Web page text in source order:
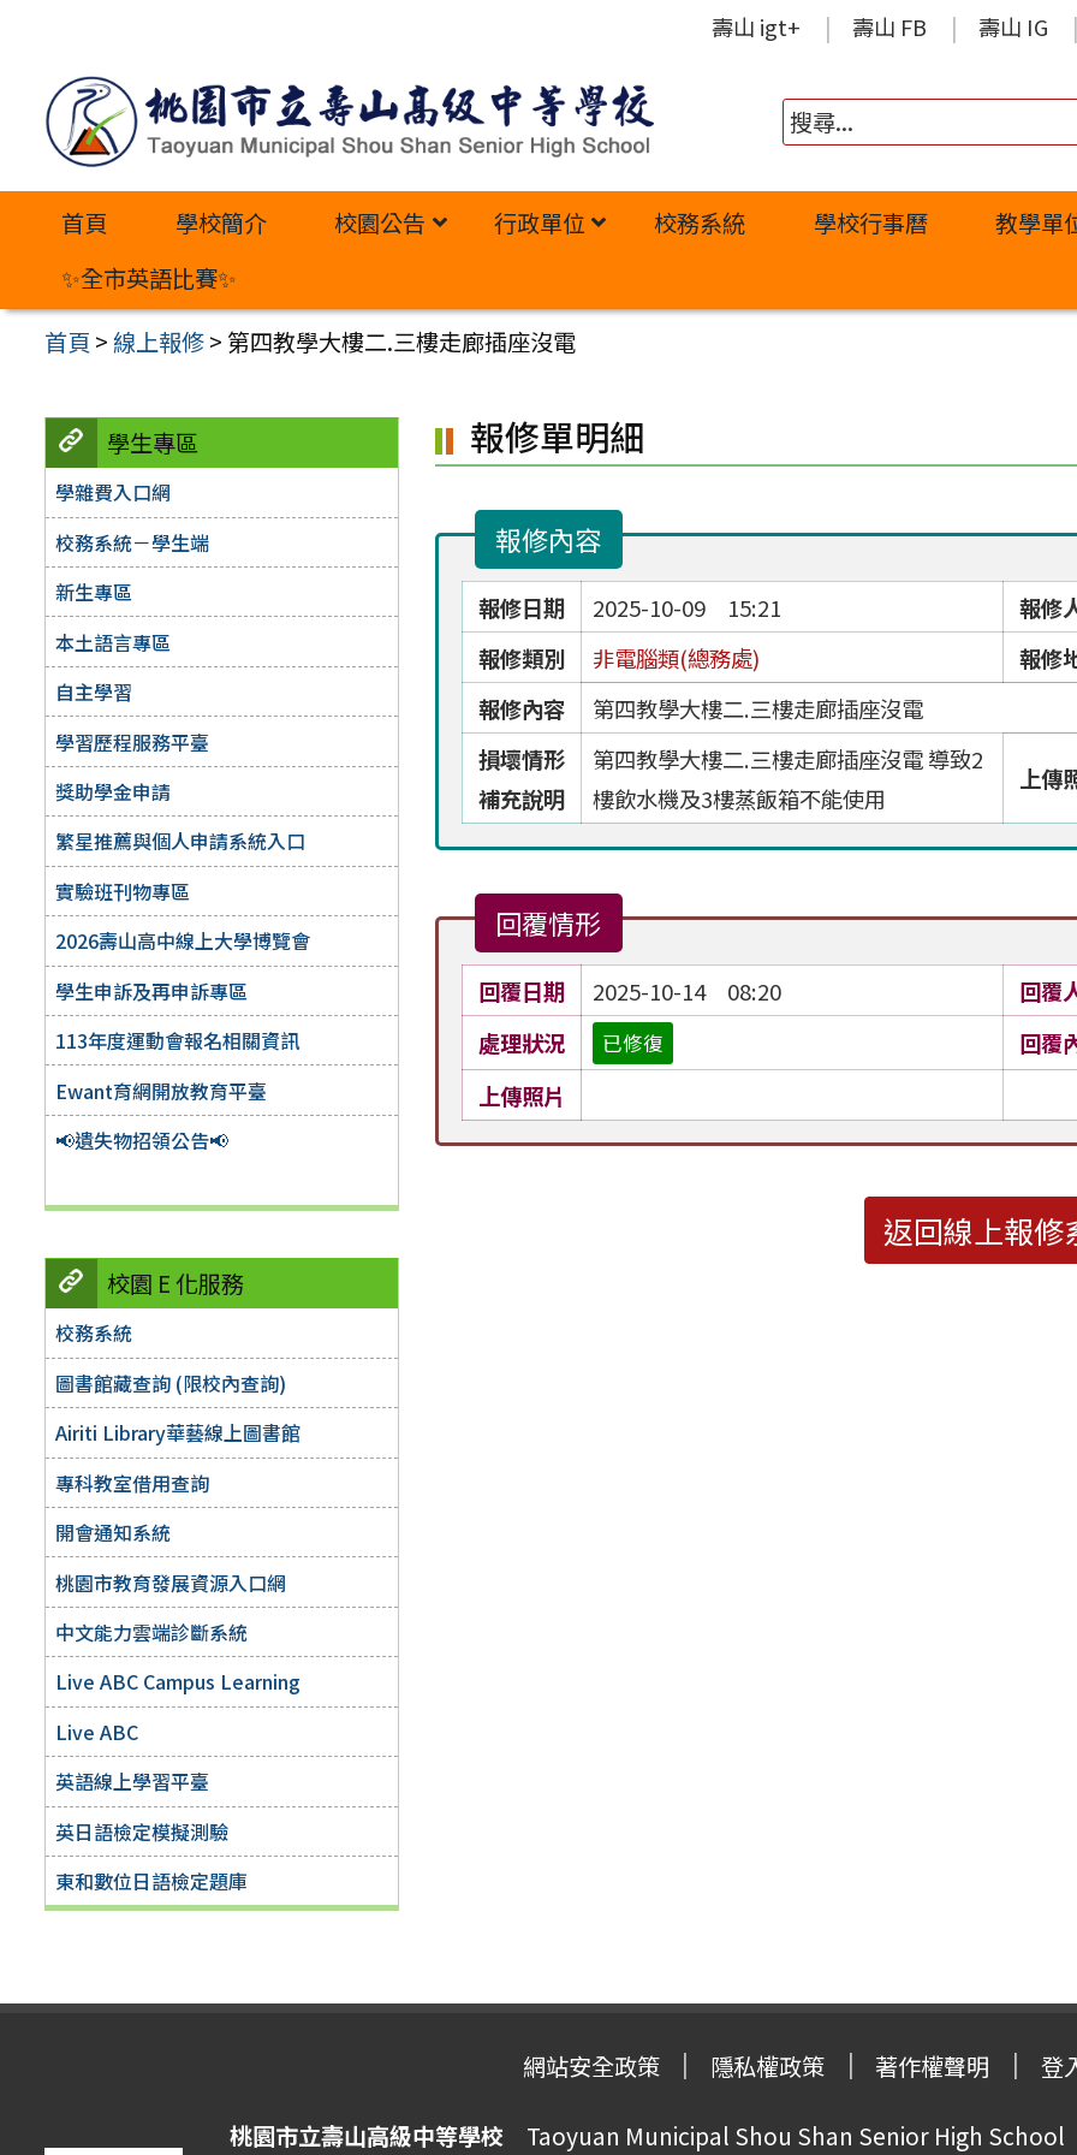
內
壽山 igt+ 壽山 FB 壽山 IG
首頁 學校簡介 校園公告 行政單位 校務系統 學校行事曆
教學單
✨全市英語比賽✨
首頁 >線上報修> 第四教學大樓二.三樓走廊插座沒電
學生專區
學雜費入口網
校務系統－學生端
新生專區
本土語言專區
自主學習
學習歷程服務平臺
獎助學金申請
繁星推薦與個人申請系統入口
實驗班刊物專區
2026壽山高中線上大學博覽會
學生申訴及再申訴專區
113年度運動會報名相關資訊
Ewant育網開放教育平臺
📢遺失物招領公告📢
校園 E 化服務
校務系統
圖書館藏查詢 (限校內查詢)
Airiti Library華藝線上圖書館
專科教室借用查詢
開會通知系統
桃園市教育發展資源入口網
中文能力雲端診斷系統
Live ABC Campus Learning
Live ABC
英語線上學習平臺
英日語檢定模擬測驗
東和數位日語檢定題庫
報修單明細
報修內容
報修日期 2025-10-09 15:21
報修
報修類別
非電腦類(總務處)
報修
報修內容
第四教學大樓二.三樓走廊插座沒電
損壞情形
補充說明
第四教學大樓二.三樓走廊插座沒電 導致2
樓飲水機及3樓蒸飯箱不能使用
上傳
回覆情形
回覆日期 2025-10-14 08:20
回覆
處理狀況
已修復
回覆
上傳照片
返回線上報修
網站安全政策 隱私權政策 著作權聲明 登
桃園市立壽山高級中等學校 Taoyuan Municipal Shou Shan Senior High School